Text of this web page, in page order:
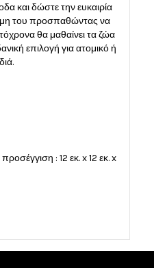
και δώστε την ευκαιρία
του προσπαθώντας να
θα μαθαίνει τα ζώα
επιλογή για ατομικό ή
: 12 εκ. x 12 εκ. x